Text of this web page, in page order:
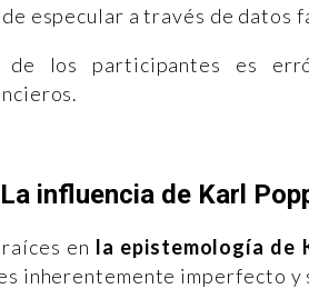
especular a través de datos
los participantes es
La influencia de Karl
en la epistemología de
inherentemente imperfecto